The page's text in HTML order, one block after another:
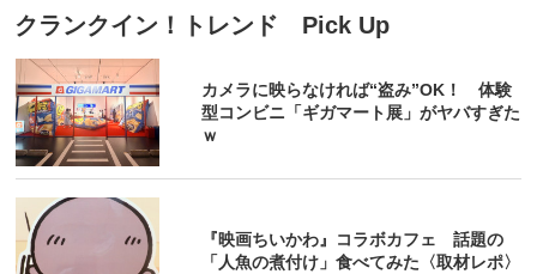
クランクイン！トレンド Pick Up
カメラに映らなければ“盗み”OK！ 体験
型コンビニ「ギガマート展」がヤバすぎた
ｗ
『映画ちいかわ』コラボカフェ 話題の
「人魚の煮付け」食べてみた〈取材レポ〉